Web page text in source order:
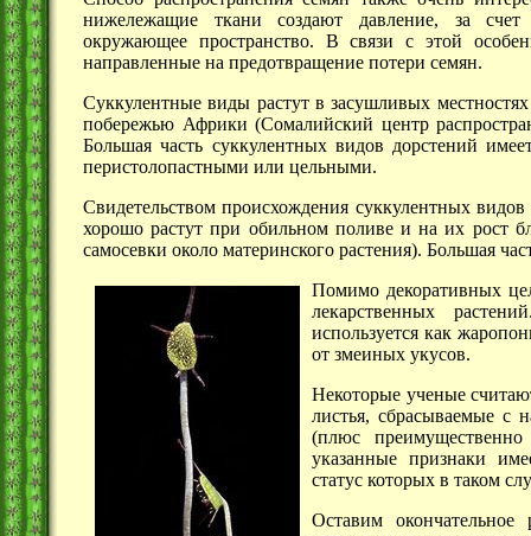
нижележащие ткани создают давление, за счет
окружающее пространство. В связи с этой
направленные на предотвращение потери семян.
Суккулентные виды растут в засушливых
побережью Африки (Сомалийский центр
Большая часть суккулентных видов дорстений
перистолопастными или цельными.
Свидетельством происхождения суккулентных
хорошо растут при обильном поливе и на их рост
самосевки около материнского растения). Большая
Помимо декоративных
лекарственных
используется как
от змеиных укусов.
Некоторые ученые
листья, сбрасываемые с
(плюс
указанные признаки
статус которых в таком
Оставим